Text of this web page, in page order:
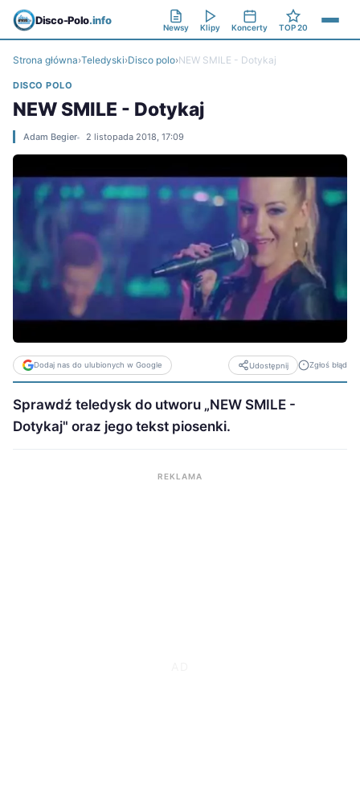
Disco-Polo.info
Newsy Klipy Koncerty TOP 20
Strona główna›Teledyski›Disco polo›NEW SMILE - Dotykaj
DISCO POLO
NEW SMILE - Dotykaj
Adam Begier 2 listopada 2018, 17:09
Dodaj nas do ulubionych w Google Udostępnij Zgłoś błąd
Sprawdź teledysk do utworu „NEW SMILE -
Dotykaj" oraz jego tekst piosenki.
REKLAMA